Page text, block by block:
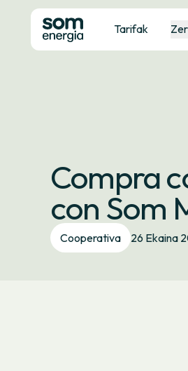
Tarifak
Compra
con Som
Cooperativa 26 Ekaina